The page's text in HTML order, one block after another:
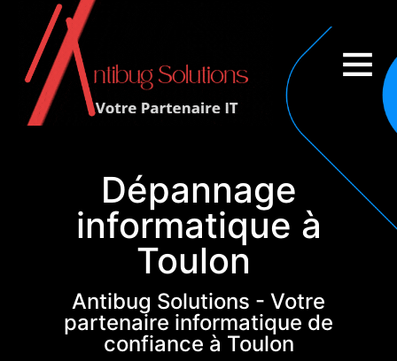
Dépannage
informatique à
Toulon
Antibug Solutions - Votre
partenaire informatique de
confiance à Toulon